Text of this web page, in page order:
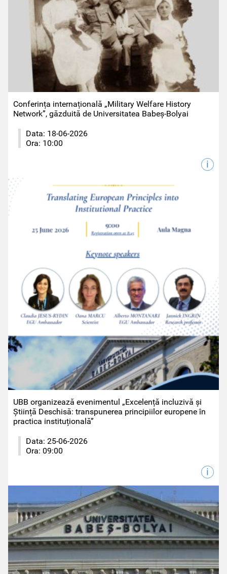
Conferința internațională „Military Welfare History
Network”, găzduită de Universitatea Babeș-Bolyai
Data: 18-06-2026
Ora: 10:00
UBB organizează evenimentul „Excelență incluzivă și
Știință Deschisă: transpunerea principiilor europene în
practica instituțională”
Data: 25-06-2026
Ora: 09:00